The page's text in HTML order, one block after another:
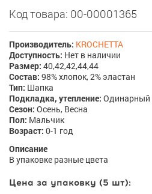
Код товара: 00-00001365
Производитель: KROCHETTA
Доступность: Нет в наличии
Размер: 40,42,42,44,44
Состав: 98% хлопок, 2% эластан
Тип: Шапка
Подкладка, утепление: Одинарный
Сезон: Осень, Весна
Пол: Мальчик
Возраст: 0-1 год
Описание
В упаковке разные цвета
Цена за упаковку (5 шт):